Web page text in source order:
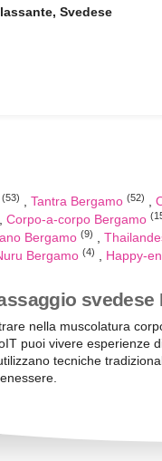
Svedese
(53) Tantra Bergamo (52)
Corpo-a-corpo Bergamo
Bergamo (9)
Bergamo (4) Happy-
svedese
nella muscolatura
puoi vivere esperienze
tecniche